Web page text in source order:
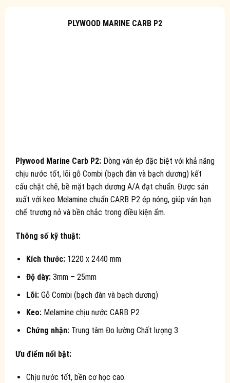
PLYWOOD MARINE CARB P2
Plywood Marine Carb P2:Dòng ván ép đặc biệt với khả năng
chịu nước tốt, lõi gỗ Combi (bạch đàn và bạch dương) kết
cấu chặt chẽ, bề mặt bạch dương A/A đạt chuẩn. Được sản
xuất với keo Melamine chuẩn CARB P2 ép nóng, giúp ván hạn
chế trương nở và bền chắc trong điều kiện ẩm.
Thông số kỹ thuật:
Kích thước:1220 x 2440 mm
Độ dày:3mm – 25mm
Lõi:Gỗ Combi (bạch đàn và bạch dương)
Keo:Melamine chịu nước CARB P2
Chứng nhận:Trung tâm Đo lường Chất lượng 3
Ưu điểm nổi bật:
Chịu nước tốt, bền cơ học cao.